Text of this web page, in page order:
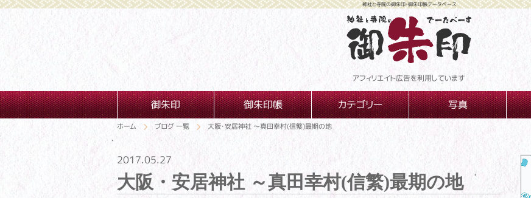
神社と寺院の御朱印・御朱印帳データベース
アフィリエイト広告を利用しています
御朱印 御朱印帳 カテゴリー 写真
ホーム ブログ 一覧 大阪・安居神社 ～真田幸村(信繁)最期の地
2017.05.27
大阪・安居神社 ～真田幸村(信繁)最期の地